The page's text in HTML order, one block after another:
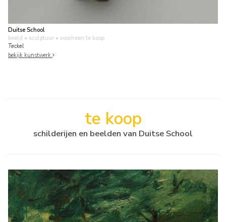
Duitse School
beeld • sculptuur • voorheen te koop
Teckel
bekijk kunstwerk
te koop
schilderijen en beelden van Duitse School